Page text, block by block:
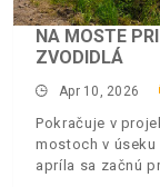
NA MOSTE
ZVODIDLÁ
Apr 10, 2026
Pokračuje v
mostoch v úseku
apríla sa začnú